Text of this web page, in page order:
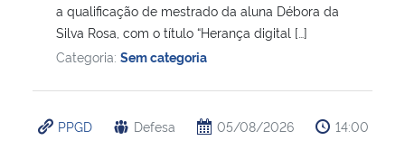
a qualificação de mestrado da aluna Débora da
Silva Rosa, com o título “Herança digital […]
Categoria: Sem categoria
PPGD Defesa 05/08/2026 14:00